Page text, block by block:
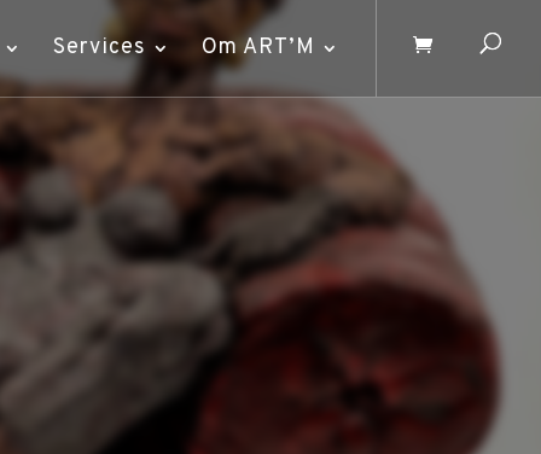
Services Om ART’M